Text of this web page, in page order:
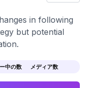
in following
but potential
中の数 メディア数